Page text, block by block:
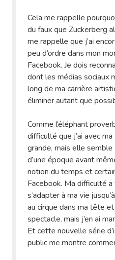
Cela me rappelle
du faux que Zuckerberg
me rappelle que j’ai
peu d’ordre dans mon
Facebook. Je dois
dont les médias sociaux
long de ma carrière
éliminer autant que
Comme l’éléphant
difficulté que j’ai avec
grande, mais elle semble
d’une époque avant
notion du temps et
Facebook. Ma difficulté
s’adapter à ma vie
au cirque dans ma tête
spectacle, mais j’en ai
Et cette nouvelle série
public me montre